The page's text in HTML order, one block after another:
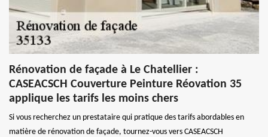
Rénovation de façade à Le Chatellier :
CASEACSCH Couverture Peinture Réovation 35
applique les tarifs les moins chers
Si vous recherchez un prestataire qui pratique des tarifs abordables en
matière de rénovation de façade, tournez-vous vers CASEACSCH